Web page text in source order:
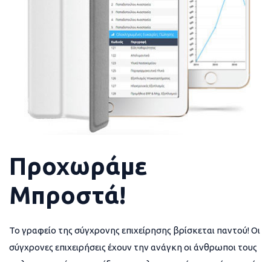
Προχωράμε
Μπροστά!
Το γραφείο της σύγχρονης επιχείρησης βρίσκεται παντού! Οι
σύγχρονες επιχειρήσεις έχουν την ανάγκη οι άνθρωποι τους